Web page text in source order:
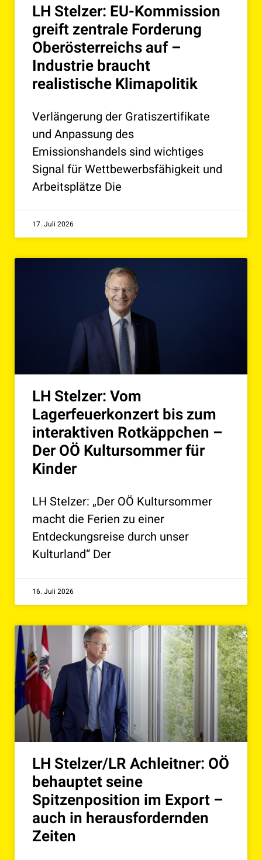
LH Stelzer: EU-Kommission
greift zentrale Forderung
Oberösterreichs auf –
Industrie braucht
realistische Klimapolitik
Verlängerung der Gratiszertifikate
und Anpassung des
Emissionshandels sind wichtiges
Signal für Wettbewerbsfähigkeit und
Arbeitsplätze Die
17. Juli 2026
LH Stelzer: Vom
Lagerfeuerkonzert bis zum
interaktiven Rotkäppchen –
Der OÖ Kultursommer für
Kinder
LH Stelzer: „Der OÖ Kultursommer
macht die Ferien zu einer
Entdeckungsreise durch unser
Kulturland“ Der
16. Juli 2026
LH Stelzer/LR Achleitner: OÖ
behauptet seine
Spitzenposition im Export –
auch in herausfordernden
Zeiten